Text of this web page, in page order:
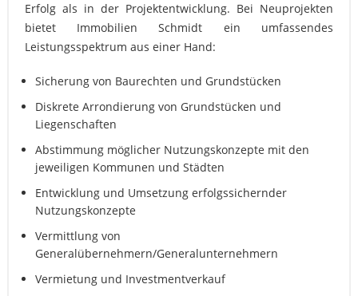
Erfolg als in der Projektentwicklung. Bei Neuprojekten
bietet Immobilien Schmidt ein umfassendes
Leistungsspektrum aus einer Hand:
Sicherung von Baurechten und Grundstücken
Diskrete Arrondierung von Grundstücken und
Liegenschaften
Abstimmung möglicher Nutzungskonzepte mit den
jeweiligen Kommunen und Städten
Entwicklung und Umsetzung erfolgssichernder
Nutzungskonzepte
Vermittlung von
Generalübernehmern/Generalunternehmern
Vermietung und Investmentverkauf